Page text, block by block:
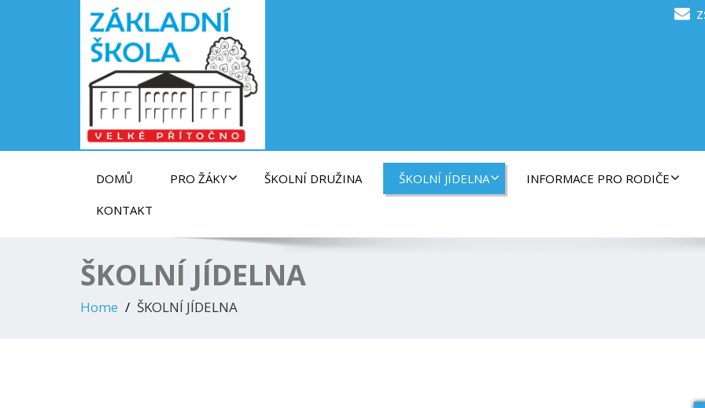
DOMŮ PRO ŽÁKY ŠKOLNÍ DRUŽINA ŠKOLNÍ JÍDELNA
INFORMACE PRO RODIČE
KONTAKT
ŠKOLNÍ JÍDELNA
Home ŠKOLNÍ JÍDELNA